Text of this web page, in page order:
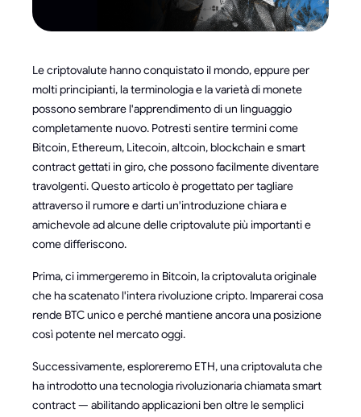
Le criptovalute hanno conquistato il mondo, eppure per
molti principianti, la terminologia e la varietà di monete
possono sembrare l'apprendimento di un linguaggio
completamente nuovo. Potresti sentire termini come
Bitcoin, Ethereum, Litecoin, altcoin, blockchain e smart
contract gettati in giro, che possono facilmente diventare
travolgenti. Questo articolo è progettato per tagliare
attraverso il rumore e darti un'introduzione chiara e
amichevole ad alcune delle criptovalute più importanti e
come differiscono.
Prima, ci immergeremo in Bitcoin, la criptovaluta originale
che ha scatenato l'intera rivoluzione cripto. Imparerai cosa
rende BTC unico e perché mantiene ancora una posizione
così potente nel mercato oggi.
Successivamente, esploreremo ETH, una criptovaluta che
ha introdotto una tecnologia rivoluzionaria chiamata smart
contract — abilitando applicazioni ben oltre le semplici